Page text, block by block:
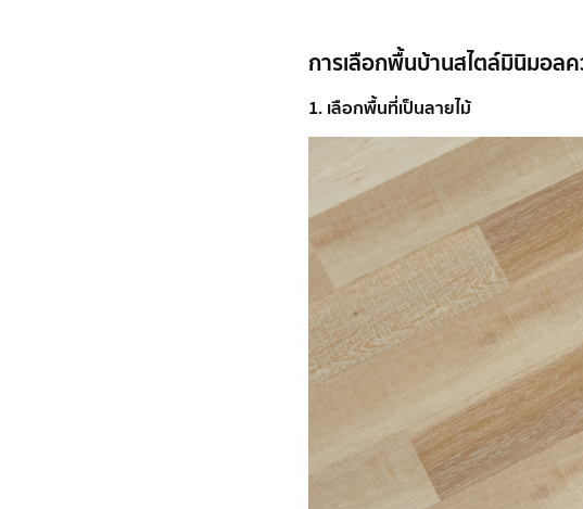
การเลือกพื้นบ้านสไตล์มินิมอลค
1. เลือกพื้นที่เป็นลายไม้